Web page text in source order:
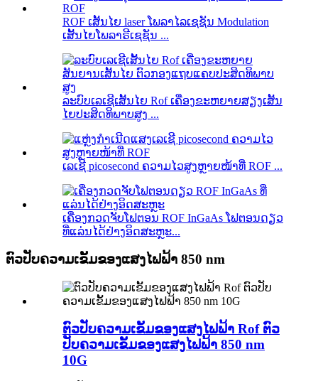
ROF ເສັ້ນໄຍ laser ໂພລາໄລເຊຊັນ Modulation
ເສັ້ນໄຍໂພລາຣີເຊຊັນ ...
ລະບົບເລເຊີເສັ້ນໄຍ Rof ເຄື່ອງຂະຫຍາຍສຽງເສັ້ນ
ໄຍປະສິດທິພາບສູງ ...
ເລເຊີ picosecond ຄວາມໄວສູງຫຼາຍໜ້າທີ່ ROF ...
ເຄື່ອງກວດຈັບໂຟຕອນ ROF InGaAs ໂຟຕອນດຽວ
ທີ່ແລ່ນໄດ້ຢ່າງອິດສະຫຼະ...
ຕົວປັບຄວາມເຂັ້ມຂອງແສງໄຟຟ້າ 850 nm
ຕົວປັບຄວາມເຂັ້ມຂອງແສງໄຟຟ້າ Rof ຕົວ
ປັບຄວາມເຂັ້ມຂອງແສງໄຟຟ້າ 850 nm
10G